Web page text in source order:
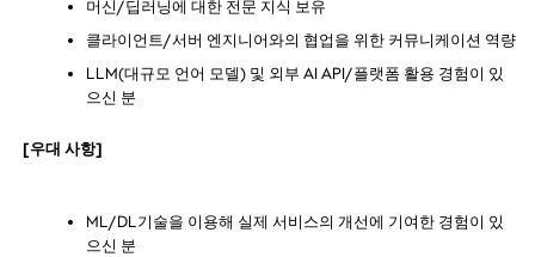
머신/딥러닝에 대한 전문 지식 보유
클라이언트/서버 엔지니어와의 협업을 위한 커뮤니케이션 역량
LLM(대규모 언어 모델) 및 외부 AI API/플랫폼 활용 경험이 있
으신 분
[우대 사항]
ML/DL기술을 이용해 실제 서비스의 개선에 기여한 경험이 있
으신 분